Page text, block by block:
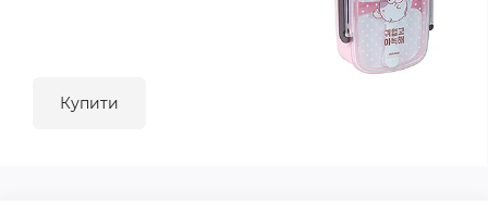
Купити